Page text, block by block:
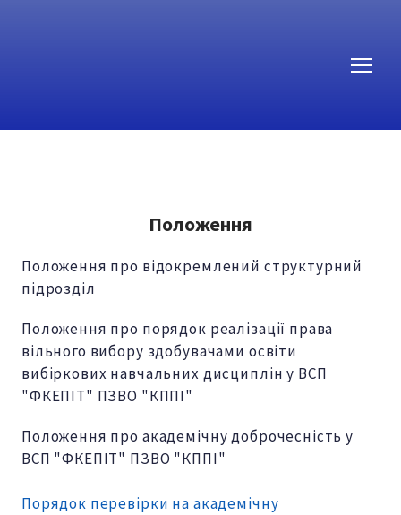
Положення
Положення про відокремлений структурний
підрозділ
Положення про порядок реалізації права
вільного вибору здобувачами освіти
вибіркових навчальних дисциплін у ВСП
"ФКЕПІТ" ПЗВО "КППІ"
Положення про академічну доброчесність у
ВСП "ФКЕПІТ" ПЗВО "КППІ"
Порядок перевірки на академічну